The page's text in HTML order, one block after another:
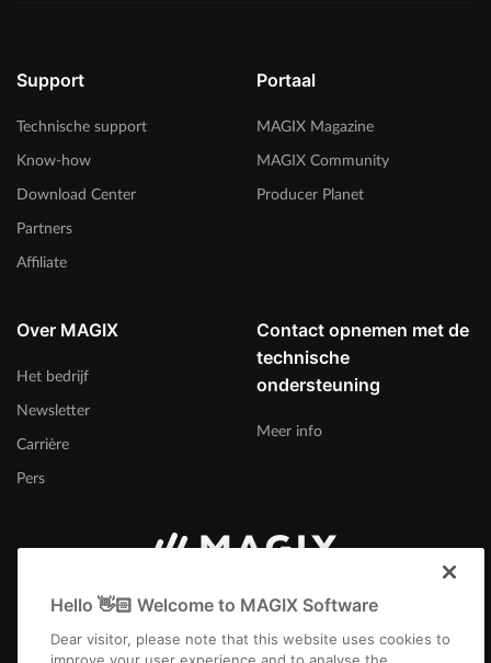
Support
Technische support
Know-how
Download Center
Partners
Affiliate
Portaal
MAGIX Magazine
MAGIX Community
Producer Planet
Over MAGIX
Het bedrijf
Newsletter
Carrière
Pers
Contact opnemen met de
technische
ondersteuning
Meer info
Nederland
Hello 👋🏻 Welcome to MAGIX Software
Dear visitor, please note that this website uses cookies to